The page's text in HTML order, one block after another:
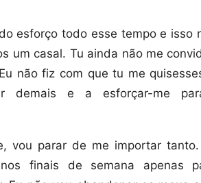
esforço todo esse tempo e isso
um casal. Tu ainda não me
não fiz com que tu me
demais e a esforçar-me
vou parar de me importar
nos finais de semana apenas